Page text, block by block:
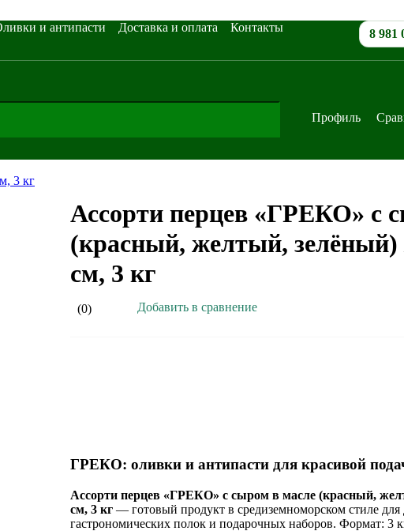
и антипасти Доставка и оплата Контакты 8 981
Профиль
Ассорти перцев «ГРЕКО» с
(красный, желтый, зелёный)
см, 3 кг
(0) Добавить в сравнение
ГРЕКО: оливки и антипасти для красивой
Ассорти перцев «ГРЕКО» с сыром в масле (красный,
см, 3 кг — готовый продукт в средиземноморском стиле для
гастрономических полок и подарочных наборов. Формат: 3